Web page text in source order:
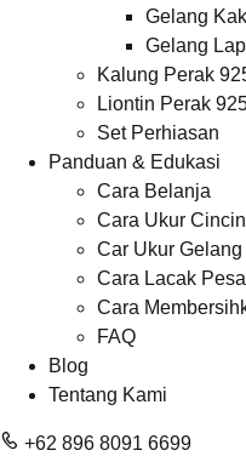
Gelang
Gelang
Kalung Perak
Liontin Perak
Set Perhiasan
Panduan & Edukasi
Cara Belanja
Cara Ukur Cincin
Car Ukur Gelang
Cara Lacak
Cara
FAQ
Blog
Tentang Kami
+62 896 8091 6699